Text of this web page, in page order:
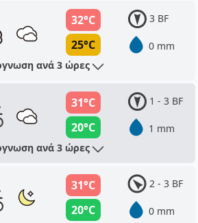
32°C
25°C
3 BF
0 mm
ανά 3 ώρες
31°C
20°C
1 - 3 BF
1 mm
ανά 3 ώρες
31°C
20°C
2 - 3 BF
0 mm